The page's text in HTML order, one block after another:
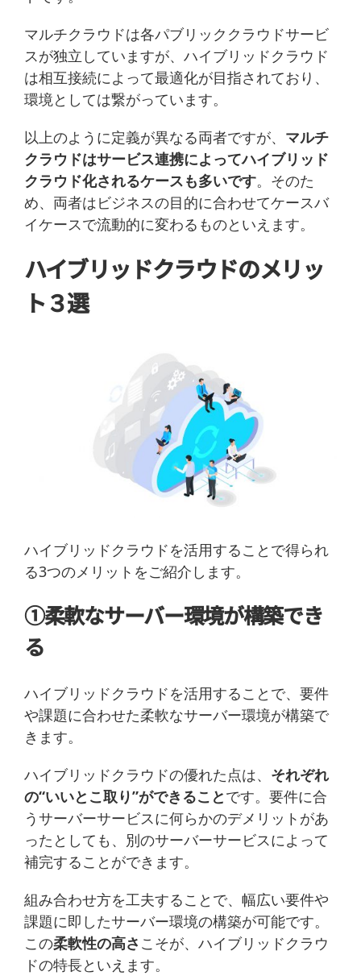
マルチクラウドは各パブリッククラウドサービ
スが独立していますが、ハイブリッドクラウド
は相互接続によって最適化が目指されており、
環境としては繋がっています。
以上のように定義が異なる両者ですが、 マルチ
クラウドはサービス連携によってハイブリッド
クラウド化されるケースも多いです。そのた
め、両者はビジネスの目的に合わせてケースバ
イケースで流動的に変わるものといえます。
ハイブリッドクラウドのメリッ
ト３選
ハイブリッドクラウドを活用することで得られ
る3つのメリットをご紹介します。
①柔軟なサーバー環境が構築でき
る
ハイブリッドクラウドを活用することで、要件
や課題に合わせた柔軟なサーバー環境が構築で
きます。
ハイブリッドクラウドの優れた点は、 それぞれ
の“いいとこ取り”ができることです。要件に合
うサーバーサービスに何らかのデメリットがあ
ったとしても、別のサーバーサービスによって
補完することができます。
組み合わせ方を工夫することで、幅広い要件や
課題に即したサーバー環境の構築が可能です。
この柔軟性の高さ こそが、ハイブリッドクラウ
ドの特長といえます。